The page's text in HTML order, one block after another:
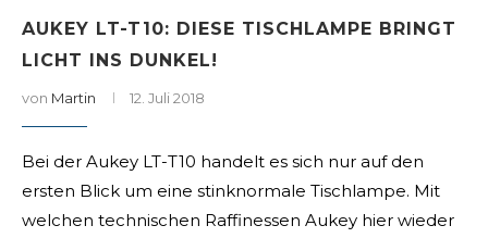
AUKEY LT-T10: DIESE TISCHLAMPE BRINGT
LICHT INS DUNKEL!
von Martin 12. Juli 2018
Bei der Aukey LT-T10 handelt es sich nur auf den
ersten Blick um eine stinknormale Tischlampe. Mit
welchen technischen Raffinessen Aukey hier wieder